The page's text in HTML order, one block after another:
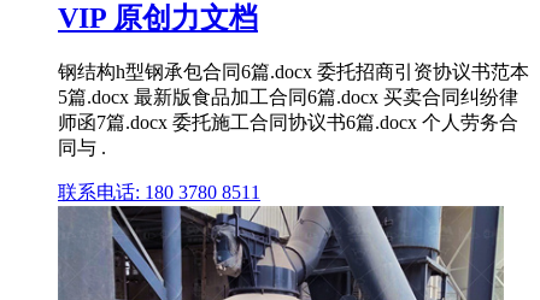
VIP 原创力文档
钢结构h型钢承包合同6篇.docx 委托招商引资协议书范本
5篇.docx 最新版食品加工合同6篇.docx 买卖合同纠纷律
师函7篇.docx 委托施工合同协议书6篇.docx 个人劳务合
同与 .
联系电话: 180 3780 8511